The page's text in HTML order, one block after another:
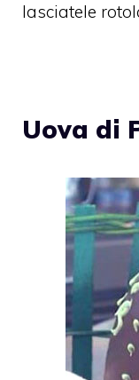
lasciatele
Uova di